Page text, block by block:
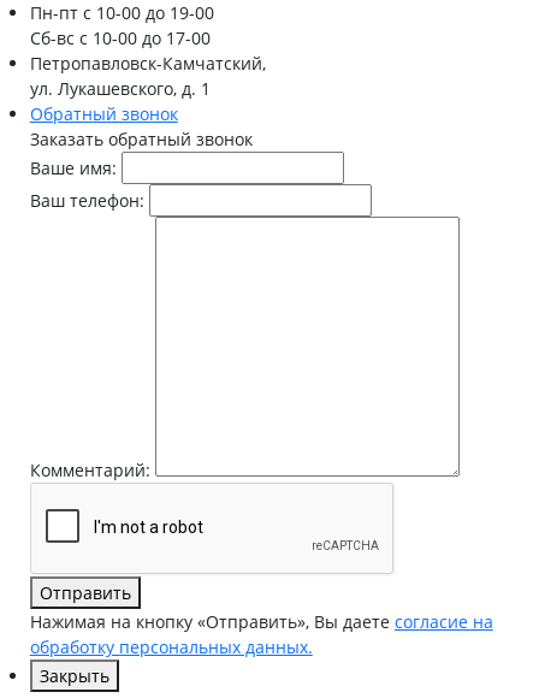
Пн-птс 10-00 до 19-00
Сб-вс с 10-00 до 17-00
Петропавловск-Камчатский,
ул. Лукашевского, д. 1
Обратный звонок
Заказать обратный звонок
Ваше имя:
Ваш телефон:
Комментарий:
Отправить
Нажимая на кнопку «Отправить», Вы даете согласие на
обработку персональных данных.
Закрыть